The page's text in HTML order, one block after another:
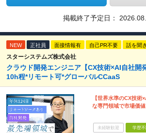
掲載終了予定日：
NEW 正社員 面接情報有 自己PR不要 話を聞
スターシステムズ株式会社
クラウド開発エンジニア【CX技術×AI自社開
10h程*リモート可*グローバルCCaaS
【世界水準のCX技
な専門領域で市場価
未経験歓迎 学歴不